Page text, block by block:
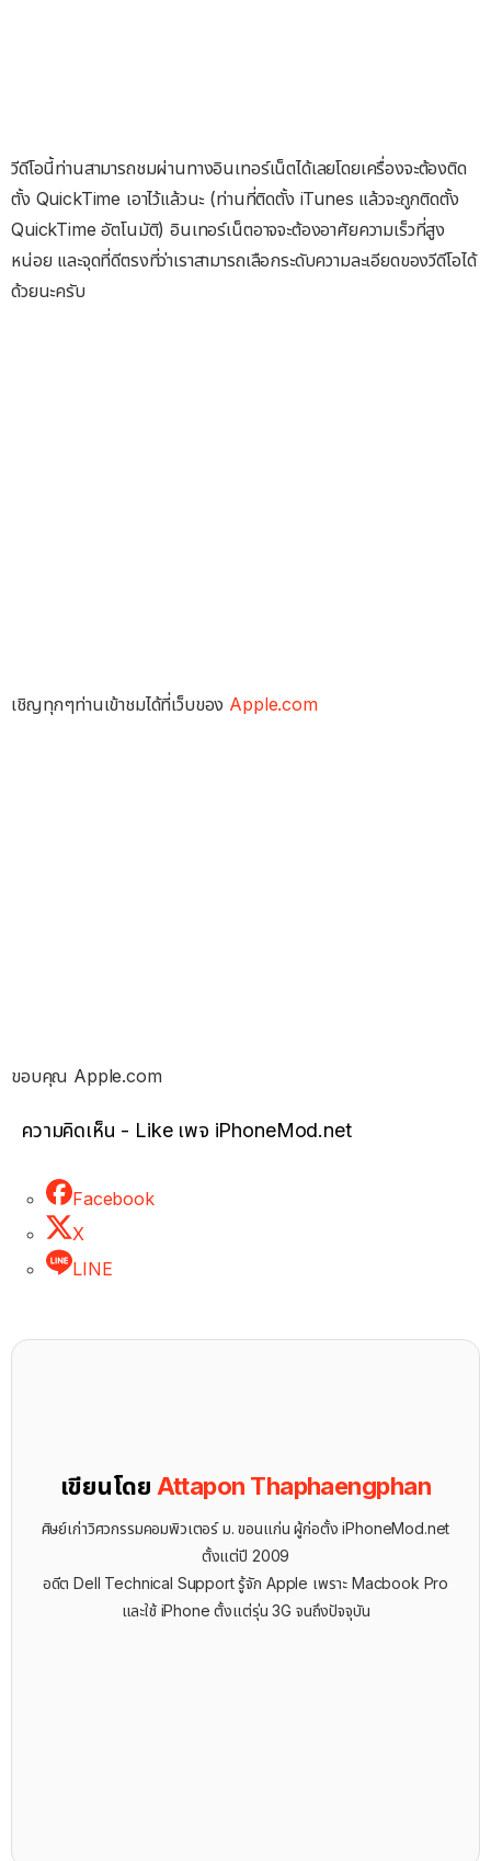
วีดีโอนี้ท่านสามารถชมผ่านทางอินเทอร์เน็ตได้เลยโดยเครื่องจะต้องติด
ตั้ง QuickTime เอาไว้แล้วนะ (ท่านที่ติดตั้ง iTunes แล้วจะถูกติดตั้ง
QuickTime อัตโนมัติ) อินเทอร์เน็ตอาจจะต้องอาศัยความเร็วที่สูง
หน่อย และจุดที่ดีตรงที่ว่าเราสามารถเลือกระดับความละเอียดของวีดีโอได้
ด้วยนะครับ
เชิญทุกๆท่านเข้าชมได้ที่เว็บของ Apple.com
ขอบคุณ Apple.com
ความคิดเห็น - Like เพจ iPhoneMod.net
Facebook
X
LINE
เขียนโดย Attapon Thaphaengphan
ศิษย์เก่าวิศวกรรมคอมพิวเตอร์ ม. ขอนแก่น ผู้ก่อตั้ง iPhoneMod.net
ตั้งแต่ปี 2009
อดีต Dell Technical Support รู้จัก ​Apple เพราะ Macbook Pro
และใช้ iPhone ตั้งแต่รุ่น 3G จนถึงปัจจุบัน